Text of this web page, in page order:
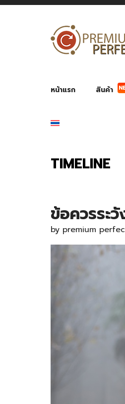
หน้าแรก สินค้า
TIMELINE
ข้อควรระ
by premium